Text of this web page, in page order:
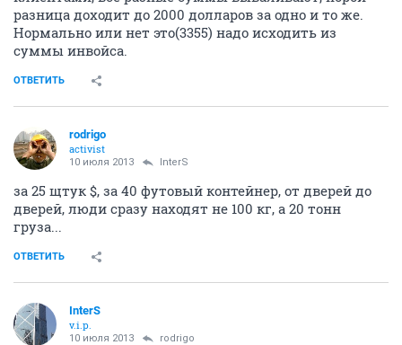
разница доходит до 2000 долларов за одно и то же.
Нормально или нет это(3355) надо исходить из
суммы инвойса.
ОТВЕТИТЬ
rodrigo
activist
10 июля 2013 InterS
за 25 щтук $, за 40 футовый контейнер, от дверей до
дверей, люди сразу находят не 100 кг, а 20 тонн
груза...
ОТВЕТИТЬ
InterS
v.i.p.
10 июля 2013 rodrigo